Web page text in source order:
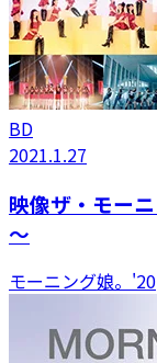
BD
2021.1.27
映像ザ・モー
～
モーニング娘。'20